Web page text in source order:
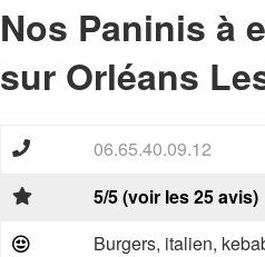
Nos Paninis à
sur Orléans
06.65.40.09.12
5/5 (voir les 25 avis)
Burgers, italien,